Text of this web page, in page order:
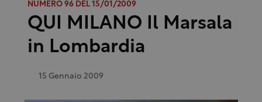
NUMERO 96 DEL 15/01/2009
QUI MILANO Il Marsala
in Lombardia
15 Gennaio 2009